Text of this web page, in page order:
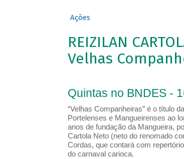
Ações
REIZILAN
Velhas
Quintas no BNDES -
“Velhas Companheiras” é o título
Portelenses e Mangueirenses ao
anos de fundação da Mangueira,
Cartola Neto (neto do renomado
Cordas, que contará com
do carnaval carioca.